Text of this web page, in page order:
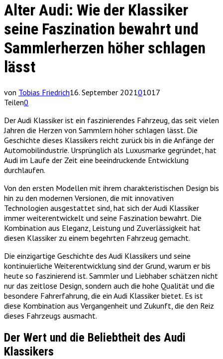
Alter Audi: Wie der Klassiker
seine Faszination bewahrt und
Sammlerherzen höher schlagen
lässt
von Tobias Friedrich16. September 202101017
Teilen0
Der Audi Klassiker ist ein faszinierendes Fahrzeug, das seit vielen
Jahren die Herzen von Sammlern höher schlagen lässt. Die
Geschichte dieses Klassikers reicht zurück bis in die Anfänge der
Automobilindustrie. Ursprünglich als Luxusmarke gegründet, hat
Audi im Laufe der Zeit eine beeindruckende Entwicklung
durchlaufen.
Von den ersten Modellen mit ihrem charakteristischen Design bis
hin zu den modernen Versionen, die mit innovativen
Technologien ausgestattet sind, hat sich der Audi Klassiker
immer weiterentwickelt und seine Faszination bewahrt. Die
Kombination aus Eleganz, Leistung und Zuverlässigkeit hat
diesen Klassiker zu einem begehrten Fahrzeug gemacht.
Die einzigartige Geschichte des Audi Klassikers und seine
kontinuierliche Weiterentwicklung sind der Grund, warum er bis
heute so faszinierend ist. Sammler und Liebhaber schätzen nicht
nur das zeitlose Design, sondern auch die hohe Qualität und die
besondere Fahrerfahrung, die ein Audi Klassiker bietet. Es ist
diese Kombination aus Vergangenheit und Zukunft, die den Reiz
dieses Fahrzeugs ausmacht.
Der Wert und die Beliebtheit des Audi
Klassikers